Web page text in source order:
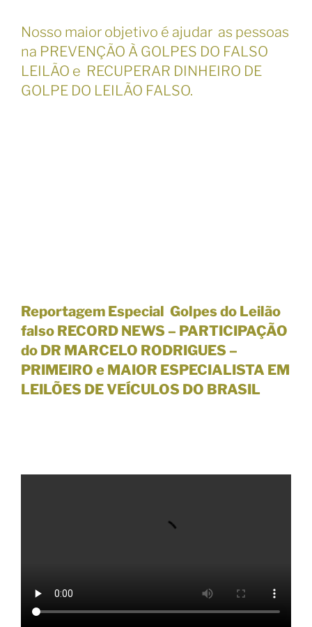
Nosso maior objetivo é ajudar as pessoas
na PREVENÇÃO À GOLPES DO FALSO
LEILÃO e RECUPERAR DINHEIRO DE
GOLPE DO LEILÃO FALSO.
Reportagem Especial Golpes do Leilão
falso RECORD NEWS – PARTICIPAÇÃO
do DR MARCELO RODRIGUES –
PRIMEIRO e MAIOR ESPECIALISTA EM
LEILÕES DE VEÍCULOS DO BRASIL